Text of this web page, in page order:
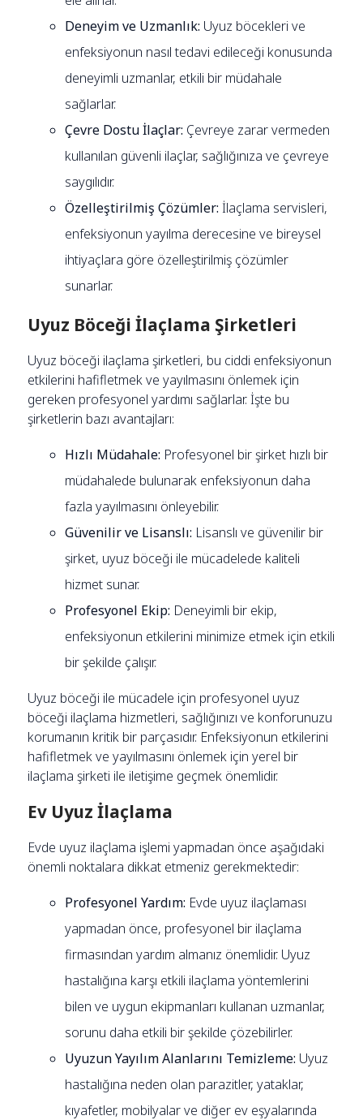
Deneyim ve Uzmanlık: Uyuz böcekleri ve
enfeksiyonun nasıl tedavi edileceği konusunda
deneyimli uzmanlar, etkili bir müdahale
sağlarlar.
Çevre Dostu İlaçlar: Çevreye zarar vermeden
kullanılan güvenli ilaçlar, sağlığınıza ve çevreye
saygılıdır.
Özelleştirilmiş Çözümler: İlaçlama servisleri,
enfeksiyonun yayılma derecesine ve bireysel
ihtiyaçlara göre özelleştirilmiş çözümler
sunarlar.
Uyuz Böceği İlaçlama Şirketleri
Uyuz böceği ilaçlama şirketleri, bu ciddi enfeksiyonun
etkilerini hafifletmek ve yayılmasını önlemek için
gereken profesyonel yardımı sağlarlar. İşte bu
şirketlerin bazı avantajları:
Hızlı Müdahale: Profesyonel bir şirket hızlı bir
müdahalede bulunarak enfeksiyonun daha
fazla yayılmasını önleyebilir.
Güvenilir ve Lisanslı: Lisanslı ve güvenilir bir
şirket, uyuz böceği ile mücadelede kaliteli
hizmet sunar.
Profesyonel Ekip: Deneyimli bir ekip,
enfeksiyonun etkilerini minimize etmek için etkili
bir şekilde çalışır.
Uyuz böceği ile mücadele için profesyonel uyuz
böceği ilaçlama hizmetleri, sağlığınızı ve konforunuzu
korumanın kritik bir parçasıdır. Enfeksiyonun etkilerini
hafifletmek ve yayılmasını önlemek için yerel bir
ilaçlama şirketi ile iletişime geçmek önemlidir.
Ev Uyuz İlaçlama
Evde uyuz ilaçlama işlemi yapmadan önce aşağıdaki
önemli noktalara dikkat etmeniz gerekmektedir:
Profesyonel Yardım: Evde uyuz ilaçlaması
yapmadan önce, profesyonel bir ilaçlama
firmasından yardım almanız önemlidir. Uyuz
hastalığına karşı etkili ilaçlama yöntemlerini
bilen ve uygun ekipmanları kullanan uzmanlar,
sorunu daha etkili bir şekilde çözebilirler.
Uyuzun Yayılım Alanlarını Temizleme: Uyuz
hastalığına neden olan parazitler, yataklar,
kıyafetler, mobilyalar ve diğer ev eşyalarında